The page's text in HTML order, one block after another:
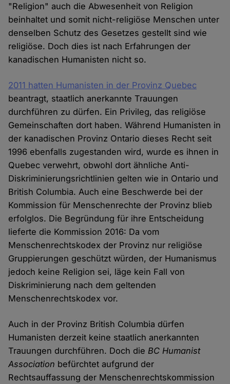
"Religion" auch die Abwesenheit von Religion
beinhaltet und somit nicht-religiöse Menschen unter
denselben Schutz des Gesetzes gestellt sind wie
religiöse. Doch dies ist nach Erfahrungen der
kanadischen Humanisten nicht so.
2011 hatten Humanisten in der Provinz Quebec
beantragt, staatlich anerkannte Trauungen
durchführen zu dürfen. Ein Privileg, das religiöse
Gemeinschaften dort haben. Während Humanisten in
der kanadischen Provinz Ontario dieses Recht seit
1996 ebenfalls zugestanden wird, wurde es ihnen in
Quebec verwehrt, obwohl dort ähnliche Anti-
Diskriminierungsrichtlinien gelten wie in Ontario und
British Columbia. Auch eine Beschwerde bei der
Kommission für Menschenrechte der Provinz blieb
erfolglos. Die Begründung für ihre Entscheidung
lieferte die Kommission 2016: Da vom
Menschenrechtskodex der Provinz nur religiöse
Gruppierungen geschützt würden, der Humanismus
jedoch keine Religion sei, läge kein Fall von
Diskriminierung nach dem geltenden
Menschenrechtskodex vor.
Auch in der Provinz British Columbia dürfen
Humanisten derzeit keine staatlich anerkannten
Trauungen durchführen. Doch dieBC Humanist
Association befürchtet aufgrund der
Rechtsauffassung der Menschenrechtskommission